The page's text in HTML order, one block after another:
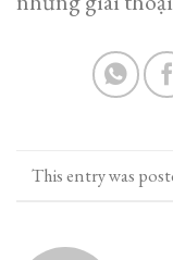
This entry was